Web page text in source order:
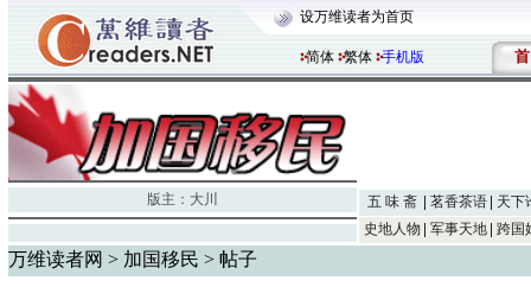
设万维读者为首页
简体 繁体 手机版 首
版主： 大川 五 味 斋 茗香茶语
天下
史地人物
军事天地 跨国
万维读者网 > 加国移民 > 帖子